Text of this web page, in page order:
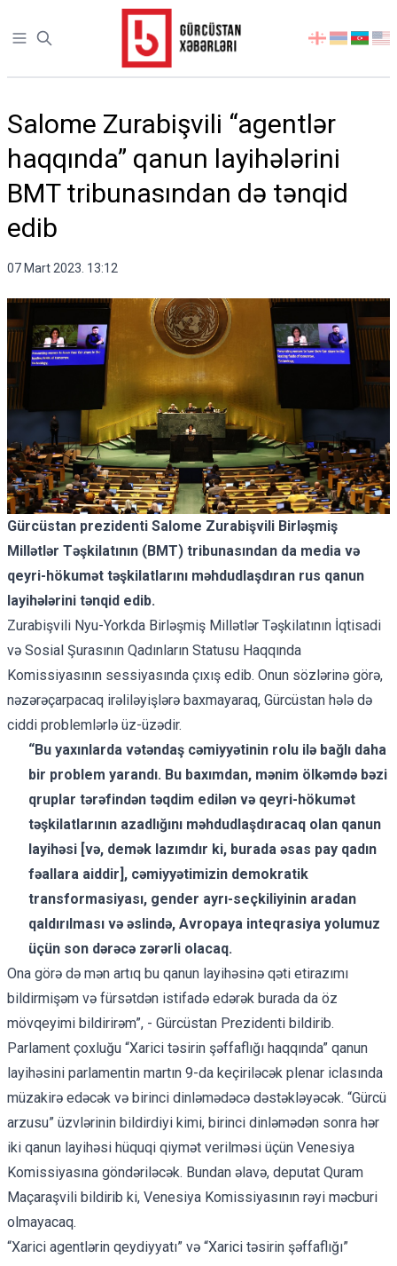
Open sidebar
აირჩიეთ
Salome Zurabişvili “agentlər
haqqında” qanun layihələrini
BMT tribunasından də tənqid
edib
07 Mart 2023. 13:12
Gürcüstan prezidenti Salome Zurabişvili Birləşmiş
Millətlər Təşkilatının (BMT) tribunasından da media və
qeyri-hökumət təşkilatlarını məhdudlaşdıran rus qanun
layihələrini tənqid edib.
Zurabişvili Nyu-Yorkda Birləşmiş Millətlər Təşkilatının İqtisadi
və Sosial Şurasının Qadınların Statusu Haqqında
Komissiyasının sessiyasında çıxış edib. Onun sözlərinə görə,
nəzərəçarpacaq irəliləyişlərə baxmayaraq, Gürcüstan hələ də
ciddi problemlərlə üz-üzədir.
“Bu yaxınlarda vətəndaş cəmiyyətinin rolu ilə bağlı daha
bir problem yarandı. Bu baxımdan, mənim ölkəmdə bəzi
qruplar tərəfindən təqdim edilən və qeyri-hökumət
təşkilatlarının azadlığını məhdudlaşdıracaq olan qanun
layihəsi [və, demək lazımdır ki, burada əsas pay qadın
fəallara aiddir], cəmiyyətimizin demokratik
transformasiyası, gender ayrı-seçkiliyinin aradan
qaldırılması və əslində, Avropaya inteqrasiya yolumuz
üçün son dərəcə zərərli olacaq.
Ona görə də mən artıq bu qanun layihəsinə qəti etirazımı
bildirmişəm və fürsətdən istifadə edərək burada da öz
mövqeyimi bildirirəm”, - Gürcüstan Prezidenti bildirib.
Parlament çoxluğu “Xarici təsirin şəffaflığı haqqında” qanun
layihəsini parlamentin martın 9-da keçiriləcək plenar iclasında
müzakirə edəcək və birinci dinləmədəcə dəstəkləyəcək. “Gürcü
arzusu” üzvlərinin bildirdiyi kimi, birinci dinləmədən sonra hər
iki qanun layihəsi hüquqi qiymət verilməsi üçün Venesiya
Komissiyasına göndəriləcək. Bundan əlavə, deputat Quram
Maçaraşvili bildirib ki, Venesiya Komissiyasının rəyi məcburi
olmayacaq.
“Xarici agentlərin qeydiyyatı” və “Xarici təsirin şəffaflığı”